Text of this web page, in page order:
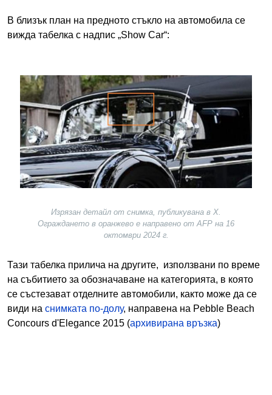
В близък план на предното стъкло на автомобила се
вижда табелка с надпис „Show Car“:
Image
Изрязан детайл от снимка, публикувана в X.
Ограждането в оранжево е направено от AFP на 16
октомври 2024 г.
Тази табелка прилича на другите, използвани по време
на събитието за обозначаване на категорията, в която
се състезават отделните автомобили, както може да се
види на снимката по-долу, направена на Pebble Beach
Concours d'Elegance 2015 (архивирана връзка)